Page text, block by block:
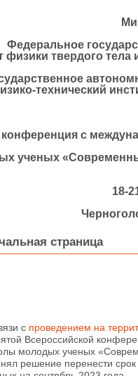
Федеральное
физики твердого
технический
конференция с
ученых
18-
страница
с проведением на
Всероссийской
молодых ученых
решение перенести